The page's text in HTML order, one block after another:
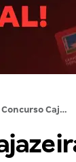
Concurso Cajazeiras PB: SAIU edital; 75 vagas de até R$ 4,4 mil!